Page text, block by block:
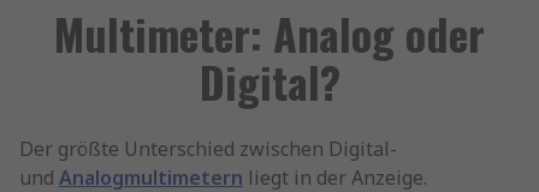
Multimeter: Analog oder
Digital?
Der größte Unterschied zwischen Digital-
und Analogmultimetern liegt in der Anzeige.